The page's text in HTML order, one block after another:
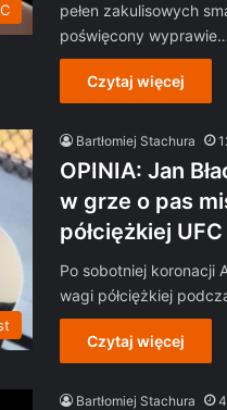
pełen zakulisowych
poświęcony wyprawie…
Czytaj więcej
Bartłomiej Stachura
OPINIA: Jan
w grze o pas
półciężkiej
Po sobotniej koronacji
wagi półciężkiej
Czytaj więcej
Bartłomiej Stachura